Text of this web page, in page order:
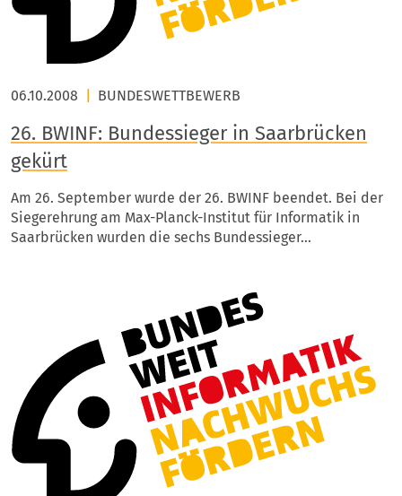
06.10.2008 BUNDESWETTBEWERB
26. BWINF: Bundessieger in Saarbrücken
gekürt
Am 26. September wurde der 26. BWINF beendet. Bei der
Siegerehrung am Max-Planck-Institut für Informatik in
Saarbrücken wurden die sechs Bundessieger…